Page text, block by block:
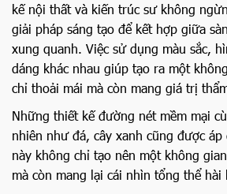
kế nội thất và kiến trúc sư không
giải pháp sáng tạo để kết hợp giữa
xung quanh. Việc sử dụng màu sắc,
dáng khác nhau giúp tạo ra một
chỉ thoải mái mà còn mang giá trị
Những thiết kế đường nét mềm mại
nhiên như đá, cây xanh cũng được
này không chỉ tạo nên một không
mà còn mang lại cái nhìn tổng thể